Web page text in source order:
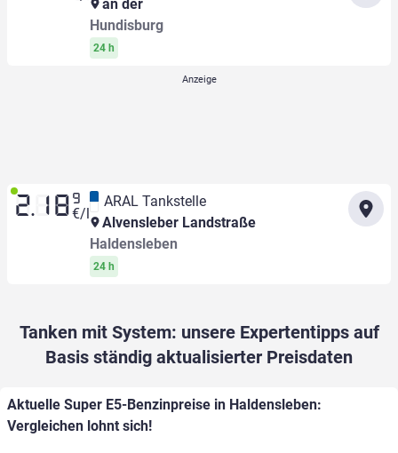
an der
Hundisburg
24 h
2.18 9
€/l
ARAL Tankstelle
Alvensleber Landstraße
Haldensleben
24 h
Tanken mit System: unsere Expertentipps auf
Basis ständig aktualisierter Preisdaten
Aktuelle Super E5-Benzinpreise in Haldensleben:
Vergleichen lohnt sich!